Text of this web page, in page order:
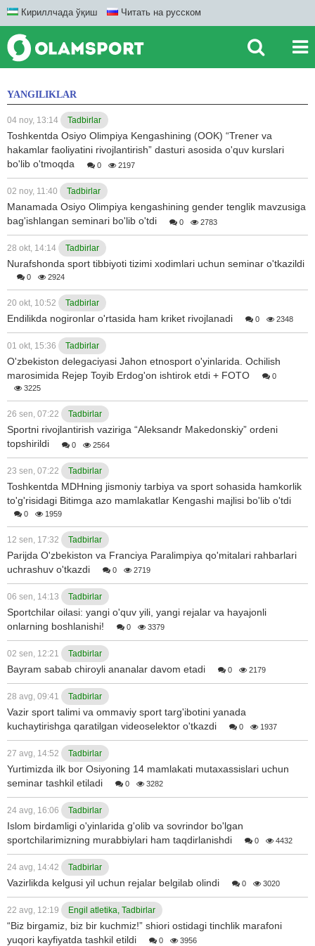
Кириллчада ўқиш Читать на русском
YANGILIKLAR
04 noy, 13:14 Tadbirlar
Toshkentda Osiyo Olimpiya Kengashining (OOK) “Trener va
hakamlar faoliyatini rivojlantirish” dasturi asosida o'quv kurslari
bo'lib o'tmoqda
0 2197
02 noy, 11:40 Tadbirlar
Manamada Osiyo Olimpiya kengashining gender tenglik mavzusiga
bag'ishlangan seminari bo'lib o'tdi
0 2783
28 okt, 14:14 Tadbirlar
Nurafshonda sport tibbiyoti tizimi xodimlari uchun seminar o'tkazildi
0 2924
20 okt, 10:52 Tadbirlar
Endilikda nogironlar o'rtasida ham kriket rivojlanadi 0 2348
01 okt, 15:36 Tadbirlar
O'zbekiston delegaciyasi Jahon etnosport o'yinlarida. Ochilish
marosimida Rejep Toyib Erdog'on ishtirok etdi + FOTO
0
3225
26 sen, 07:22 Tadbirlar
Sportni rivojlantirish vaziriga “Aleksandr Makedonskiy” ordeni
topshirildi
0 2564
23 sen, 07:22 Tadbirlar
Toshkentda MDHning jismoniy tarbiya va sport sohasida hamkorlik
to'g'risidagi Bitimga azo mamlakatlar Kengashi majlisi bo'lib o'tdi
0 1959
12 sen, 17:32 Tadbirlar
Parijda O'zbekiston va Franciya Paralimpiya qo'mitalari rahbarlari
uchrashuv o'tkazdi
0 2719
06 sen, 14:13 Tadbirlar
Sportchilar oilasi: yangi o'quv yili, yangi rejalar va hayajonli
onlarning boshlanishi!
0 3379
02 sen, 12:21 Tadbirlar
Bayram sabab chiroyli ananalar davom etadi 0 2179
28 avg, 09:41 Tadbirlar
Vazir sport talimi va ommaviy sport targ'ibotini yanada
kuchaytirishga qaratilgan videoselektor o'tkazdi
0 1937
27 avg, 14:52 Tadbirlar
Yurtimizda ilk bor Osiyoning 14 mamlakati mutaxassislari uchun
seminar tashkil etiladi
0 3282
24 avg, 16:06 Tadbirlar
Islom birdamligi o'yinlarida g'olib va sovrindor bo'lgan
sportchilarimizning murabbiylari ham taqdirlanishdi
0 4432
24 avg, 14:42 Tadbirlar
Vazirlikda kelgusi yil uchun rejalar belgilab olindi 0 3020
22 avg, 12:19 Engil atletika, Tadbirlar
“Biz birgamiz, biz bir kuchmiz!” shiori ostidagi tinchlik marafoni
yuqori kayfiyatda tashkil etildi
0 3956